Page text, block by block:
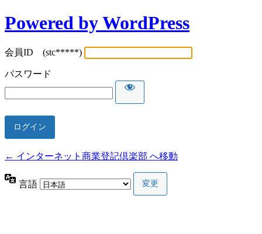
Powered by WordPress
会員ID (stc*****)
パスワード
← インターネット商業登記倶楽部 へ移動
言語